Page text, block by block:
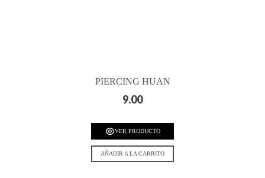
PIERCING HUAN
9.00
VER PRODUCTO
AÑADIR A LA CARRITO